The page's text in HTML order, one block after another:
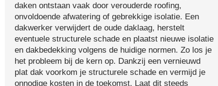
daken ontstaan vaak door verouderde roofing,
onvoldoende afwatering of gebrekkige isolatie. Een
dakwerker verwijdert de oude daklaag, herstelt
eventuele structurele schade en plaatst nieuwe isolatie
en dakbedekking volgens de huidige normen. Zo los je
het probleem bij de kern op. Dankzij een vernieuwd
plat dak voorkom je structurele schade en vermijd je
onnodige kosten in de toekomst. Laat dit steeds